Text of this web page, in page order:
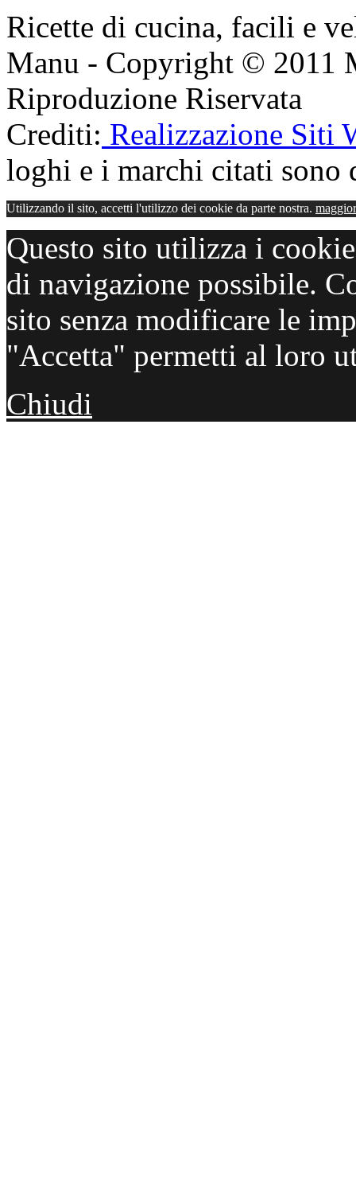
Ricette di cucina, facili e
Manu - Copyright © 2011
Riproduzione Riservata
Crediti: Realizzazione Siti
loghi e i marchi citati
Utilizzando il sito, accetti l'utilizzo dei cookie da parte nostra.
Questo sito utilizza i
di navigazione possibile.
sito senza modificare le
"Accetta" permetti al loro
Chiudi